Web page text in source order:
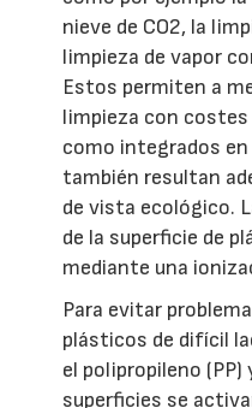
nieve de CO2, la
limpieza de vapor
Estos permiten a
limpieza con
como integrados en
también resultan
de vista ecológico.
de la superficie de
mediante una
Para evitar
plásticos de difícil
el polipropileno (PP)
superficies se